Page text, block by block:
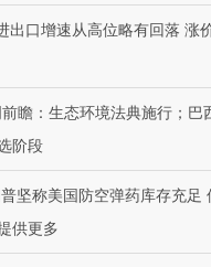
出口增速从高位略有回落 涨
瞻：生态环境法典施行；巴
阶段
坚称美国防空弹药库存充足
供更多